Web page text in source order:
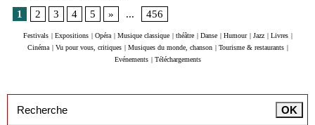
1
2 3 4 5 » ... 456
Festivals Expositions Opéra Musique classique théâtre Danse Humour Jazz Livres
Cinéma
Vu pour vous, critiques Musiques du monde, chanson Tourisme & restaurants
Evénements
Téléchargements